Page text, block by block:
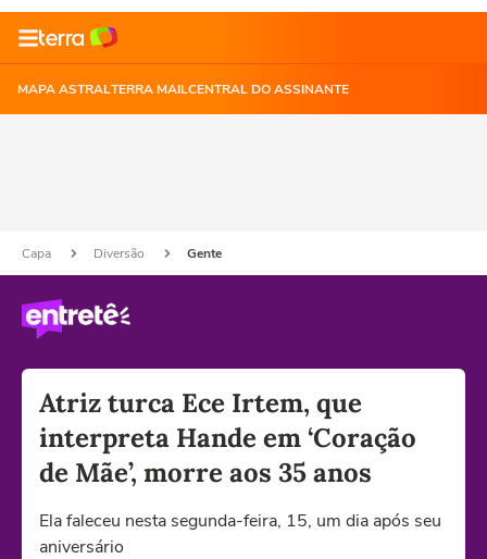
MAPA ASTRALTERRA MAILCENTRAL DO ASSINANTE
Capa Diversão Gente
Atriz turca Ece Irtem, que
interpreta Hande em ‘Coração
de Mãe’, morre aos 35 anos
Ela faleceu nesta segunda-feira, 15, um dia após seu
aniversário